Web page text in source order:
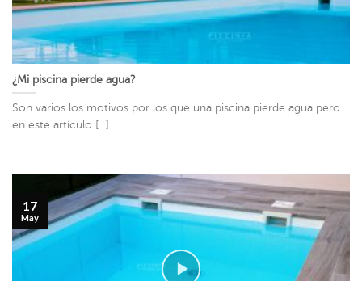
¿Mi piscina pierde agua?
Son varios los motivos por los que una piscina pierde agua pero
en este artículo [...]
17
May